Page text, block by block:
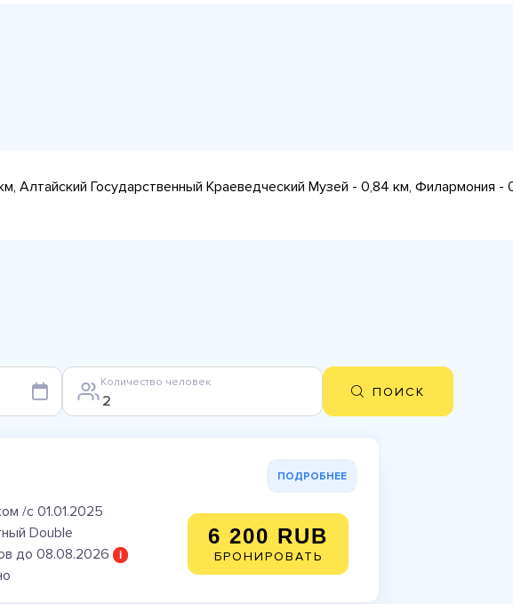
Алтайский Государственный Краеведческий Музей - 0,84 км, Филармония
Количество человек
ПОИСК
ПОДРОБНЕЕ
/с 01.01.2025
Double
до 08.08.2026
i
6 200 RUB
БРОНИРОВАТЬ